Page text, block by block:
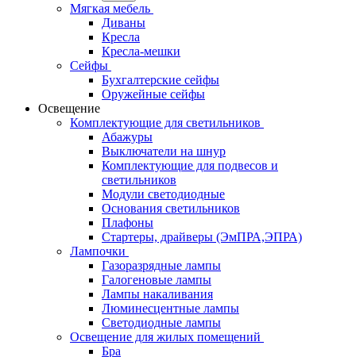
Мягкая мебель
Диваны
Кресла
Кресла-мешки
Сейфы
Бухгалтерские сейфы
Оружейные сейфы
Освещение
Комплектующие для светильников
Абажуры
Выключатели на шнур
Комплектующие для подвесов и
светильников
Модули светодиодные
Основания светильников
Плафоны
Стартеры, драйверы (ЭмПРА,ЭПРА)
Лампочки
Газоразрядные лампы
Галогеновые лампы
Лампы накаливания
Люминесцентные лампы
Светодиодные лампы
Освещение для жилых помещений
Бра